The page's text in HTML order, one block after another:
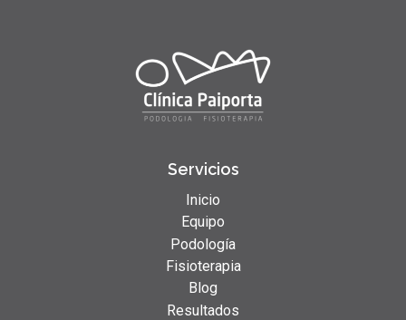
Servicios
Inicio
Equipo
Podología
Fisioterapia
Blog
Resultados